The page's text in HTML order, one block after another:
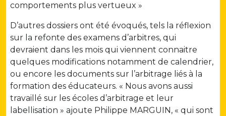
comportements plus vertueux »
D’autres dossiers ont été évoqués, tels la réflexion
sur la refonte des examens d’arbitres, qui
devraient dans les mois qui viennent connaitre
quelques modifications notamment de calendrier,
ou encore les documents sur l’arbitrage liés à la
formation des éducateurs. « Nous avons aussi
travaillé sur les écoles d’arbitrage et leur
labellisation » ajoute Philippe MARGUIN, « qui sont